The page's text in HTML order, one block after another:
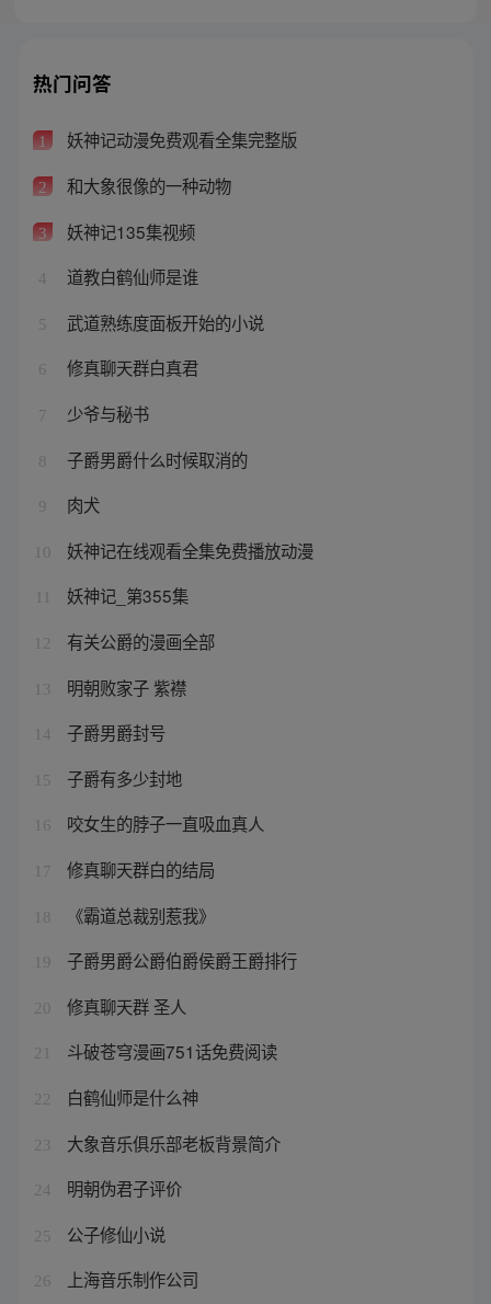
热门问答
1 妖神记动漫免费观看全集完整版
2 和大象很像的一种动物
3 妖神记135集视频
4 道教白鹤仙师是谁
5 武道熟练度面板开始的小说
6 修真聊天群白真君
7 少爷与秘书
8 子爵男爵什么时候取消的
9 肉犬
10 妖神记在线观看全集免费播放动漫
妖神记_第355集
12 有关公爵的漫画全部
13 明朝败家子 紫襟
14 子爵男爵封号
15 子爵有多少封地
16 咬女生的脖子一直吸血真人
17 修真聊天群白的结局
18 《霸道总裁别惹我》
19 子爵男爵公爵伯爵侯爵王爵排行
20 修真聊天群 圣人
21 斗破苍穹漫画751话免费阅读
22 白鹤仙师是什么神
23 大象音乐俱乐部老板背景简介
24 明朝伪君子评价
25 公子修仙小说
26 上海音乐制作公司